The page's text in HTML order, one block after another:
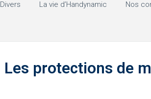
Divers La vie d’Handynamic Nos
Les protections de